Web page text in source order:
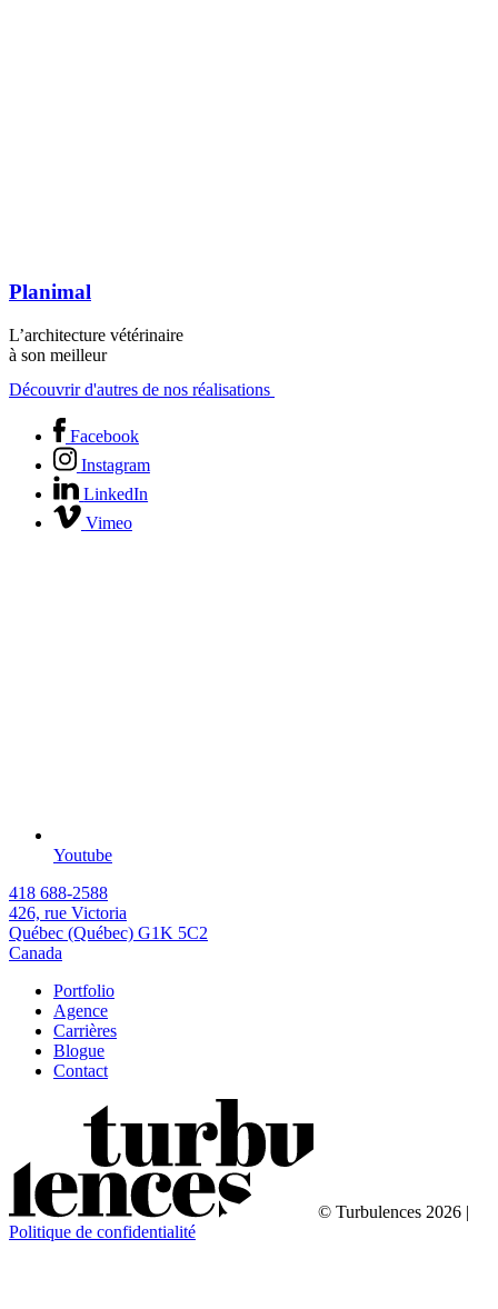
Planimal
L’architecture vétérinaire
à son meilleur
Découvrir d'autres de nos réalisations
Facebook
Instagram
LinkedIn
Vimeo
Youtube
418 688-2588
426, rue Victoria
Québec (Québec) G1K 5C2
Canada
Portfolio
Agence
Carrières
Blogue
Contact
© Turbulences 2026 |
Politique de confidentialité